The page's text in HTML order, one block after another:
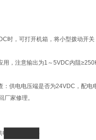
，可打开机箱，将小型拨动开关
用，注意输出为1～5VDC内阻
：供电电压端是否为24VDC，
家修理。
，订货时说）